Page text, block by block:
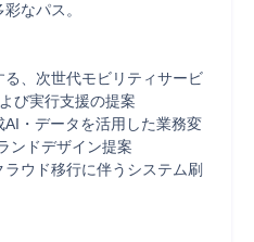
なパス。
る、次世代モビリティサービ
び実行支援の提案
AI・データを活用した業務変
ンドデザイン提案
ウド移行に伴うシステム刷